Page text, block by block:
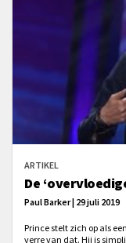
ARTIKEL
De
Paul Barker | 29 juli 2019
Prince stelt zich op als
verre van dat. Hij is